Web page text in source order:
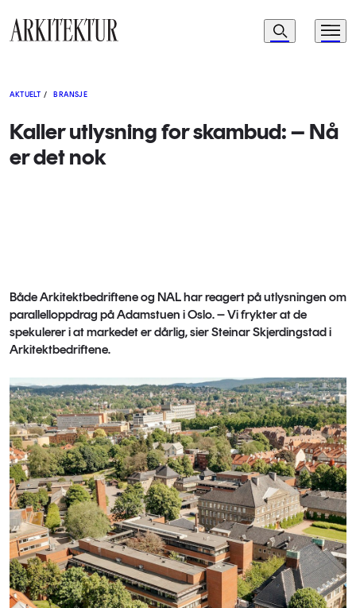
Navigasjon
Søk Meny
AKTUELT / BRANSJE
Kaller utlysning for skambud: – Nå
er det nok
Både Arkitektbedriftene og NAL har reagert på utlysningen om
parallelloppdrag på Adamstuen i Oslo. – Vi frykter at de
spekulerer i at markedet er dårlig, sier Steinar Skjerdingstad i
Arkitektbedriftene.